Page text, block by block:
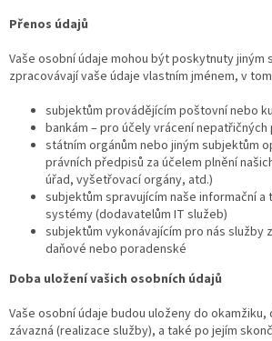
Přenos údajů
Vaše osobní údaje mohou být poskytnuty jiným
zpracovávají vaše údaje vlastním jménem, v
subjektům provádějícím poštovní nebo
bankám – pro účely vrácení nepatřičných
státním orgánům nebo jiným subjektům
právních předpisů za účelem plnění
úřad, vyšetřovací orgány, atd.)
subjektům spravujícím naše informační a
systémy (dodavatelům IT služeb)
subjektům vykonávajícím pro nás služby
daňové nebo poradenské
Doba uložení vašich osobních údajů
Vaše osobní údaje budou uloženy do
závazná (realizace služby), a také po jejím